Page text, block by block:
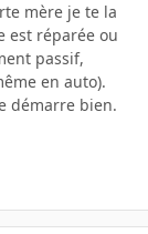
mère je te la
est réparée ou
passif,
en auto).
démarre bien.